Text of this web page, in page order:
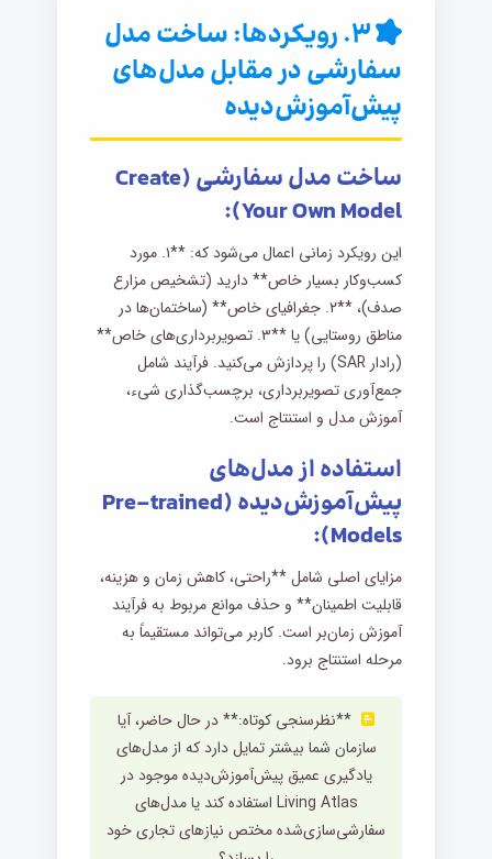
۳. رویکردها: ساخت مدل
سفارشی در مقابل مدل‌های
پیش‌آموزش‌دیده
ساخت مدل سفارشی (Create
Your Own Model):
این رویکرد زمانی اعمال می‌شود که: **۱. مورد
کسب‌وکار بسیار خاص** دارید (تشخیص مزارع
صدف)، **۲. جغرافیای خاص** (ساختمان‌ها در
مناطق روستایی) یا **۳. تصویربرداری‌های خاص**
(رادار SAR) را پردازش می‌کنید. فرآیند شامل
جمع‌آوری تصویربرداری، برچسب‌گذاری شیء،
آموزش مدل و استنتاج است.
استفاده از مدل‌های
پیش‌آموزش‌دیده (Pre-trained
Models):
مزایای اصلی شامل **راحتی، کاهش زمان و هزینه،
قابلیت اطمینان** و حذف موانع مربوط به فرآیند
آموزش زمان‌بر است. کاربر می‌تواند مستقیماً به
مرحله استنتاج برود.
**نظرسنجی کوتاه:** در حال حاضر، آیا
سازمان شما بیشتر تمایل دارد که از مدل‌های
یادگیری عمیق پیش‌آموزش‌دیده موجود در
Living Atlas استفاده کند یا مدل‌های
سفارشی‌سازی‌شده مختص نیازهای تجاری خود